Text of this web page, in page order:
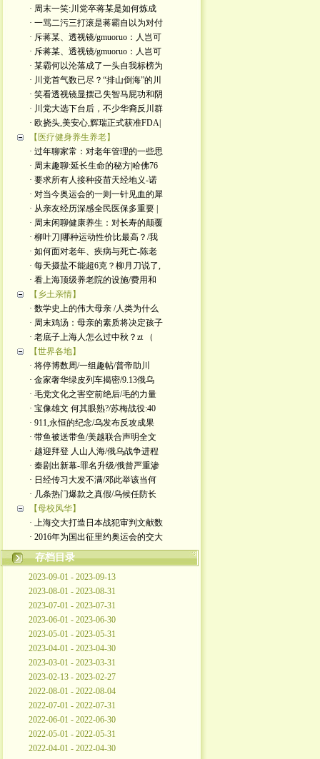
· 周末一笑:川党卒蒋某是如何炼成
· 一骂二污三打滚是蒋霸自以为对付
· 斥蒋某、透视镜/gmuoruo：人岂可
· 斥蒋某、透视镜/gmuoruo：人岂可
· 某霸何以沦落成了一头自我标榜为
· 川党首气数已尽？“排山倒海”的川
· 笑看透视镜显摆己失智马屁功和阴
· 川党大选下台后，不少华裔反川群
· 欧挠头,美安心,辉瑞正式获准FDA|
【医疗健身养生养老】
· 过年聊家常：对老年管理的一些思
· 周末趣聊:延长生命的秘方|哈佛76
· 要求所有人接种疫苗天经地义-诺
· 对当今奥运会的一则一针见血的犀
· 从亲友经历深感全民医保多重要 |
· 周末闲聊健康养生：对长寿的颠覆
· 柳叶刀|哪种运动性价比最高？/我
· 如何面对老年、疾病与死亡-陈老
· 每天摄盐不能超6克？柳月刀说了,
· 看上海顶级养老院的设施/费用和
【乡土亲情】
· 数学史上的伟大母亲 /人类为什么
· 周末鸡汤：母亲的素质将决定孩子
· 老底子上海人怎么过中秋？zt （
【世界各地】
· 将停博数周/一组趣帖/普帝助川
· 金家奢华绿皮列车揭密/9.13俄乌
· 毛党文化之害空前绝后/毛的力量
· 宝像雄文 何其眼熟?/苏梅战役:40
· 911,永恒的纪念/乌发布反攻成果
· 带鱼被送带鱼/美越联合声明全文
· 越迎拜登 人山人海/俄乌战争进程
· 秦剧出新幕-罪名升级/俄曾严重渗
· 日经传习大发不满/邓此举该当何
· 几条热门爆款之真假/乌候任防长
【母校风华】
· 上海交大打造日本战犯审判文献数
· 2016年为国出征里约奥运会的交大
存档目录
2023-09-01 - 2023-09-13
2023-08-01 - 2023-08-31
2023-07-01 - 2023-07-31
2023-06-01 - 2023-06-30
2023-05-01 - 2023-05-31
2023-04-01 - 2023-04-30
2023-03-01 - 2023-03-31
2023-02-13 - 2023-02-27
2022-08-01 - 2022-08-04
2022-07-01 - 2022-07-31
2022-06-01 - 2022-06-30
2022-05-01 - 2022-05-31
2022-04-01 - 2022-04-30